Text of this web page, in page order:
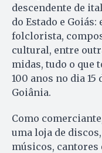
descendente de
do Estado e
folclorista,
cultural, entre
midas, tudo o que
100 anos no dia 15
Goiânia.
Como
uma loja de
músicos, cantores